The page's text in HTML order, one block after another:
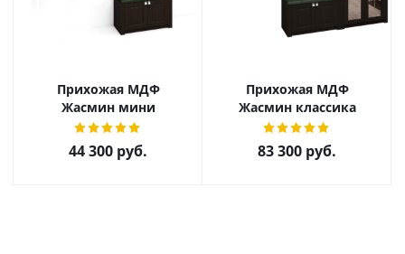
Прихожая МДФ
Жасмин мини
44 300 руб.
Прихожая МДФ
Жасмин классика
83 300 руб.